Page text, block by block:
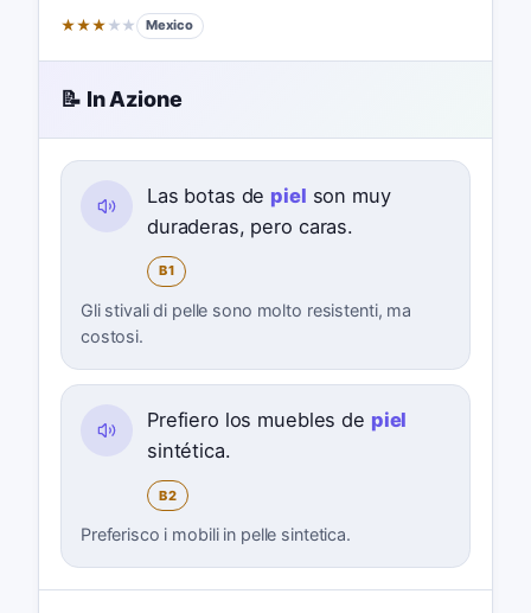
★★★ ★ ★ Mexico
📝 In Azione
Las botas de piel son muy
duraderas, pero caras.
B1
Gli stivali di pelle sono molto resistenti, ma
costosi.
Prefiero los muebles de piel
sintética.
B2
Preferisco i mobili in pelle sintetica.